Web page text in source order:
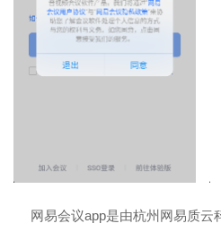
网易会议app是由杭州网易质云